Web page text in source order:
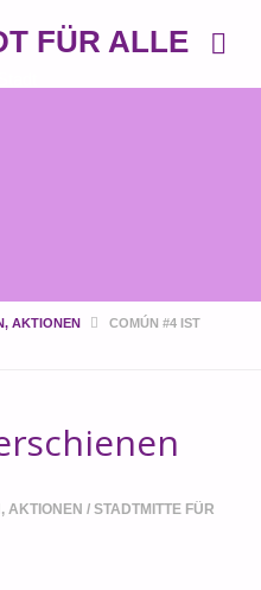
FÜR ALLE
AKTIONEN
COMÚN #4 IST
AKTIONEN /STADTMITTE FÜR